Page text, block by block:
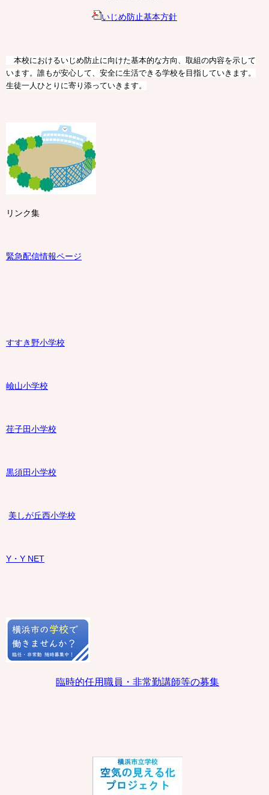
いじめ防止基本方針
本校におけるいじめ防止に向けた基本的な方向、取組の内容を示して
います。誰もが安心して、安全に生活できる学校を目指していきます。
生徒一人ひとりに寄り添っていきます。
リンク集
緊急配信情報ページ
すすき野小学校
嶮山小学校
荏子田小学校
黒須田小学校
美しが丘西小学校
Y・Y NET
臨時的任用職員・非常勤講師等の募集